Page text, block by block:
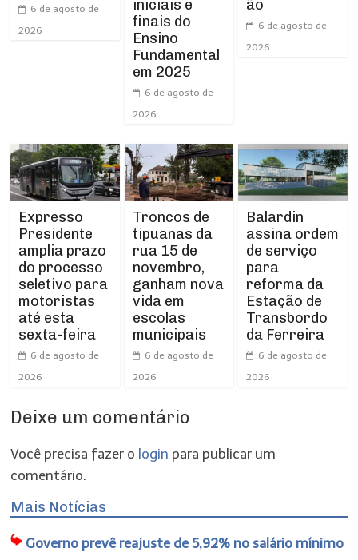
6 de agosto de
2026
iniciais e
finais do
Ensino
Fundamental
em 2025
6 de agosto de
2026
ão
6 de agosto de
2026
Expresso
Presidente
amplia prazo
do processo
seletivo para
motoristas
até esta
sexta-feira
6 de agosto de
2026
Troncos de
tipuanas da
rua 15 de
novembro,
ganham nova
vida em
escolas
municipais
6 de agosto de
2026
Balardin
assina ordem
de serviço
para
reforma da
Estação de
Transbordo
da Ferreira
6 de agosto de
2026
Deixe um comentário
Você precisa fazer o login para publicar um
comentário.
Mais Notícias
Governo prevê reajuste de 5,92% no salário mínimo